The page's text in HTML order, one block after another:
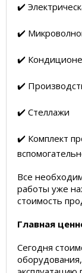
✔️
✔️
✔️
✔️
✔️ Стеллажи
✔️ Комплект
Все
работы уже
стоимость
Главная
Сегодня